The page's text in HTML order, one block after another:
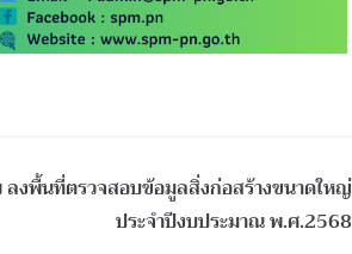
งพื้นที่ตรวจสอบข้อมูลสิ่งก่อสร้างขนาดใหญ่
ประจำปีงบประมาณ พ.ศ.2568